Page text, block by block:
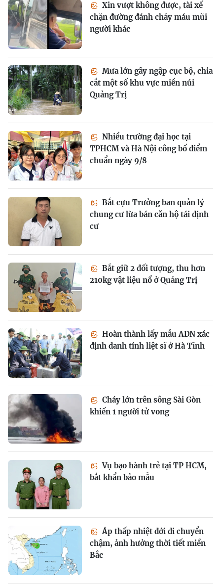
Xin vượt không được, tài xế
chặn đường đánh chảy máu mũi
người khác
Mưa lớn gây ngập cục bộ, chia
cắt một số khu vực miền núi
Quảng Trị
Nhiều trường đại học tại
TPHCM và Hà Nội công bố điểm
chuẩn ngày 9/8
Bắt cựu Trưởng ban quản lý
chung cư lừa bán căn hộ tái định
cư
Bắt giữ 2 đối tượng, thu hơn
210kg vật liệu nổ ở Quảng Trị
Hoàn thành lấy mẫu ADN xác
định danh tính liệt sĩ ở Hà Tĩnh
Cháy lớn trên sông Sài Gòn
khiến 1 người tử vong
Vụ bạo hành trẻ tại TP HCM,
bắt khẩn bảo mẫu
Áp thấp nhiệt đới di chuyển
chậm, ảnh hưởng thời tiết miền
Bắc